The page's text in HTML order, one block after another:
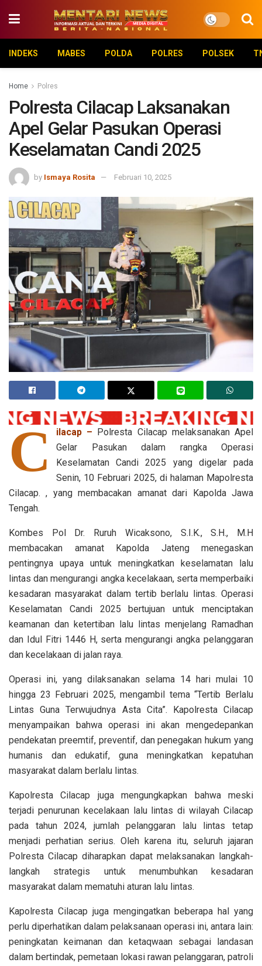
INDEKS MABES POLDA POLRES POLSEK
Home Polres
Polresta Cilacap Laksanakan
Apel Gelar Pasukan Operasi
Keselamatan Candi 2025
by Ismaya Rosita Februari 10, 2025
C ilacap – Polresta Cilacap melaksanakan Apel
Gelar Pasukan dalam rangka Operasi
Keselamatan Candi 2025 yang digelar pada
Senin, 10 Februari 2025, di halaman Mapolresta
Cilacap. , yang membacakan amanat dari Kapolda Jawa
Tengah.
Kombes Pol Dr. Ruruh Wicaksono, S.I.K., S.H., M.H
membacakan amanat Kapolda Jateng menegaskan
pentingnya upaya untuk meningkatkan keselamatan lalu
lintas dan mengurangi angka kecelakaan, serta memperbaiki
kesadaran masyarakat dalam tertib berlalu lintas. Operasi
Keselamatan Candi 2025 bertujuan untuk menciptakan
keamanan dan ketertiban lalu lintas menjelang Ramadhan
dan Idul Fitri 1446 H, serta mengurangi angka pelanggaran
dan kecelakaan di jalan raya.
Operasi ini, yang dilaksanakan selama 14 hari mulai 10
hingga 23 Februari 2025, mengambil tema “Tertib Berlalu
Lintas Guna Terwujudnya Asta Cita”. Kapolresta Cilacap
menyampaikan bahwa operasi ini akan mengedepankan
pendekatan preemtif, preventif, dan penegakan hukum yang
humanis dan edukatif, guna meningkatkan kepatuhan
masyarakat dalam berlalu lintas.
Kapolresta Cilacap juga mengungkapkan bahwa meski
terjadi penurunan kecelakaan lalu lintas di wilayah Cilacap
pada tahun 2024, jumlah pelanggaran lalu lintas tetap
menjadi perhatian serius. Oleh karena itu, seluruh jajaran
Polresta Cilacap diharapkan dapat melaksanakan langkah-
langkah strategis untuk menumbuhkan kesadaran
masyarakat dalam mematuhi aturan lalu lintas.
Kapolresta Cilacap juga mengingatkan beberapa hal yang
perlu diperhatikan dalam pelaksanaan operasi ini, antara lain:
peningkatan keimanan dan ketaqwaan sebagai landasan
dalam bertindak, pemetaan lokasi rawan pelanggaran, patroli